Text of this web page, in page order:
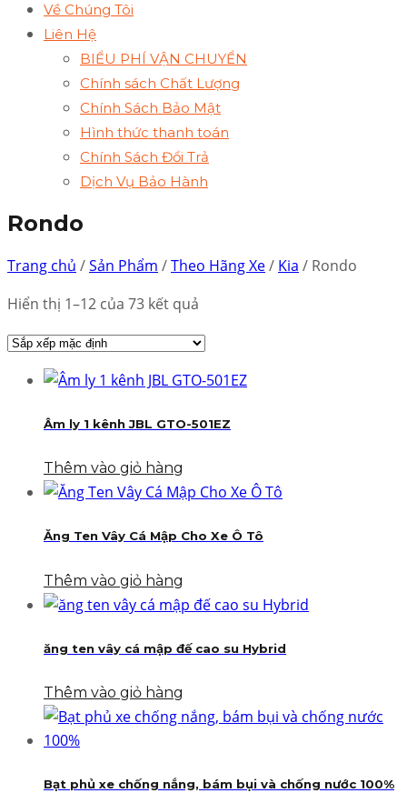
Về Chúng Tôi
Liên Hệ
BIỂU PHÍ VẬN CHUYỂN
Chính sách Chất Lượng
Chính Sách Bảo Mật
Hình thức thanh toán
Chính Sách Đổi Trả
Dịch Vụ Bảo Hành
Rondo
Trang chủ /Sản Phẩm /Theo Hãng Xe/ Kia / Rondo
Hiển thị 1–12 của 73 kết quả
Âm ly 1 kênh JBL GTO-501EZ
Thêm vào giỏ hàng
Ăng Ten Vây Cá Mập Cho Xe Ô Tô
Thêm vào giỏ hàng
ăng ten vây cá mập đế cao su Hybrid
Thêm vào giỏ hàng
Bạt phủ xe chống nắng, bám bụi và chống nước 100%